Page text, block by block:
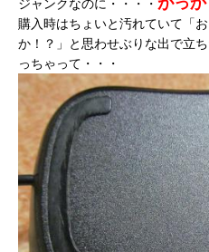
ジャンクなのに・・・・
購入時はちょいと汚れていて「
か！？」と思わせぶりな出で立
っちゃって・・・